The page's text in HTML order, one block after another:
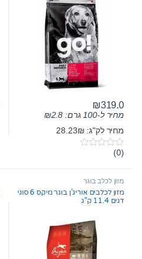
₪319.0
מחיר ל-100 גרם: ₪2.8
מחיר לק"ג: 28.23₪
0
t
f
5
(0)
מזון לכלב בוגר
מזון לכלבים אוריג’ן בוגר מיקס 6 סוגי
דגים 11.4 ק”ג